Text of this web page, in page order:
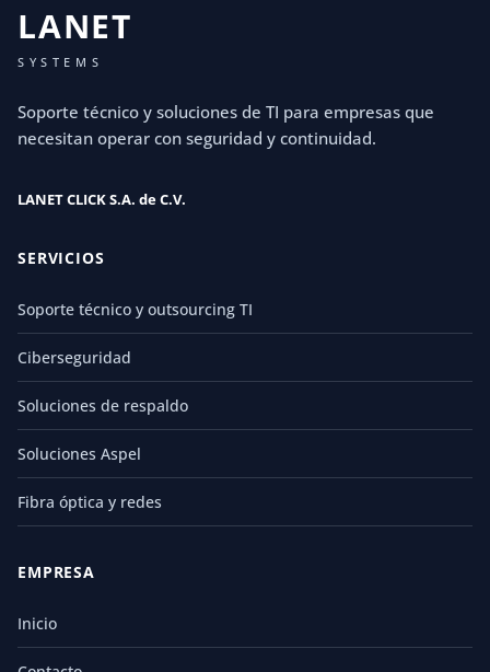
LANET
SYSTEMS
Soporte técnico y soluciones de TI para empresas que
necesitan operar con seguridad y continuidad.
LANET CLICK S.A. de C.V.
SERVICIOS
Soporte técnico y outsourcing TI
Ciberseguridad
Soluciones de respaldo
Soluciones Aspel
Fibra óptica y redes
EMPRESA
Inicio